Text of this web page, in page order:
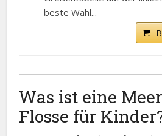
beste Wahl...
Was ist eine
Flosse für